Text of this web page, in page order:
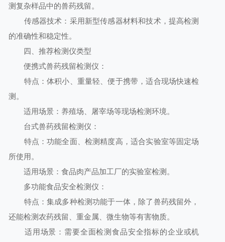
测复杂样品中的兽药残留。
传感器技术：采用新型传感器材料和技术，提高检测
的准确性和稳定性。
四、推荐检测仪类型
便携式兽药残留检测仪：
特点：体积小、重量轻、便于携带，适合现场快速检
测。
适用场景：养殖场、屠宰场等现场检测环境。
台式兽药残留检测仪：
特点：功能全面、检测精度高，适合实验室等固定场
所使用。
适用场景：食品肉产品加工厂的实验室检测。
多功能食品安全检测仪：
特点：集成多种检测功能于一体，除了兽药残留外，
还能检测农药残留、重金属、微生物等有害物质。
适用场景：需要全面检测食品安全指标的企业或机